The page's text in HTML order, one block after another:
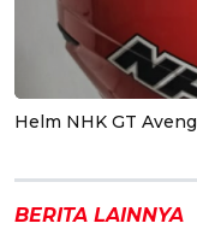
Helm NHK GT
BERITA LAINNYA